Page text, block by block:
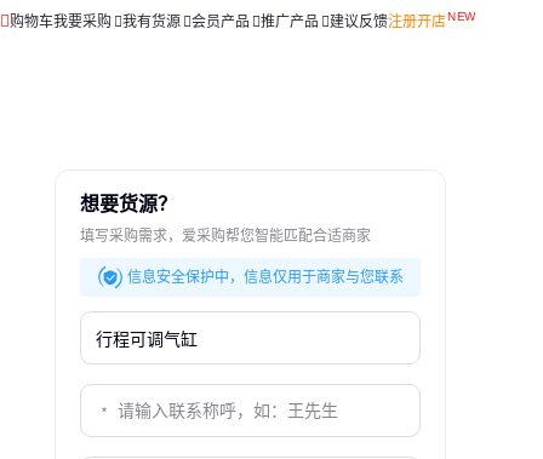
购物车我要采购 我有货源 会员产品 推广产品 建议反馈注册开店
想要货源？
填写采购需求，爱采购帮您智能匹配合适商家
信息安全保护中，信息仅用于商家与您联系